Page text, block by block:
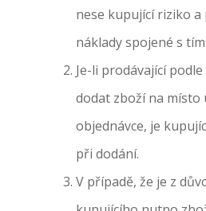
nese kupující riziko
náklady spojené s
Je-li prodávající
dodat zboží na místo
objednávce, je
při dodání.
V případě, že je z